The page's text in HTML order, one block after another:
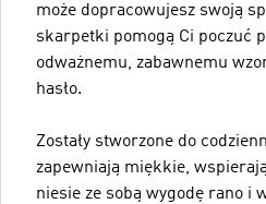
może dopracowujesz swoją
skarpetki pomogą Ci poczuć
odważnemu, zabawnemu
hasło.
Zostały stworzone do
zapewniają miękkie,
niesie ze sobą wygodę rano i